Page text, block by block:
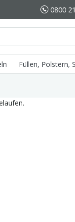
0800
Füllen, Polstern,